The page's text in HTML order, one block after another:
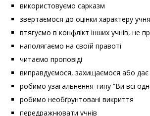
використовуємо сарказм
звертаємося до оцінки характеру учня
втягуємо в конфлікт інших учнів, не
наполягаємо на своїй правоті
читаємо проповіді
виправдуємося, захищаємося або дає
робимо узагальнення типу “Ви всі
робимо необґрунтовані викриття
передражнювати учнів